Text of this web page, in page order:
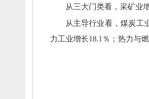
从三大门类看， 采矿业
从主导行业看，煤炭工
力工业增长18.1 ％； 热力与